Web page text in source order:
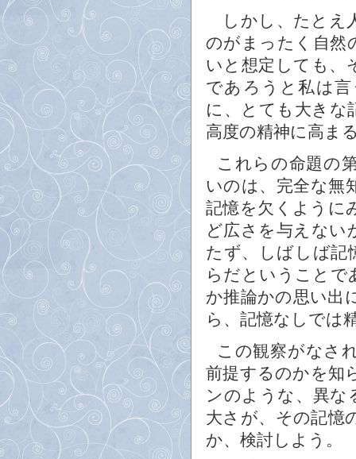
しかし、たとえ
のがまったく自然
いと想定しても、
であろうと私は
に、とても大き
高度の精神に高ま
これらの命題の
いのは、完全な無
記憶を欠くように
ど広さを与えない
たず、しばしば記
らだということで
か推論かの思い出
ら、記憶なしでは
この観察がなさ
前提するのかを知
ンのような、異な
大さが、その記憶
か、検討しよう。